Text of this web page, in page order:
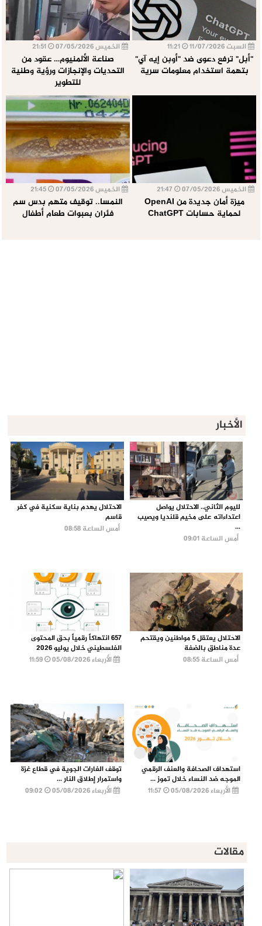
السبت 11/07/2026
"أبل" ترفع دعوى ضد "أوبن إيه آي"
بتهمة استخدام معلومات سرية
الخميس 07/05/2026
صناعة الألمنيوم… عقود من
التحديات والإنجازات ورؤية وطنية
للتطوير
الخميس 07/05/2026
ميزة أمان جديدة من OpenAI
لحماية حسابات ChatGPT
الخميس 07/05/2026
النمسا.. توقيف متهم بدس سم
فئران بعبوات طعام أطفال
الأخبار
لليوم الثاني.. الاحتلال يواصل
اعتداءاته على مخيم قلنديا ويصيب
...
أمس الساعة 09:01
الاحتلال يهدم بناية سكنية في كفر
قاسم
أمس الساعة 08:58
الاحتلال يعتقل 5 مواطنين ويقتحم
عدة مناطق بالضفة
أمس الساعة 08:55
657 انتهاكاً رقمياً بحق المحتوى
الفلسطيني خلال يوليو 2026
الأربعاء 05/08/2026
11:59
استهداف الصحافة والعنف الرقمي
الموجه ضد النساء خلال تموز ...
الأربعاء 05/08/2026
توقف الغارات الجوية في قطاع غزة
واستمرار إطلاق النار ...
الأربعاء 05/08/2026
مقالات